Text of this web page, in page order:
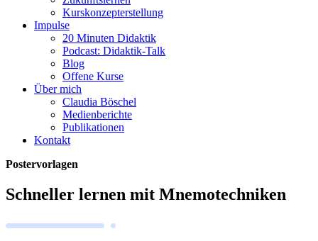
Kurskonzepterstellung
Impulse
20 Minuten Didaktik
Podcast: Didaktik-Talk
Blog
Offene Kurse
Über mich
Claudia Böschel
Medienberichte
Publikationen
Kontakt
Postervorlagen
Schneller lernen mit Mnemotechniken